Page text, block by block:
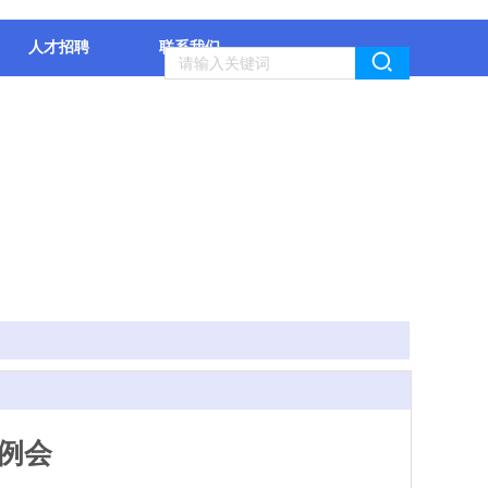
人才招聘 联系我们
会